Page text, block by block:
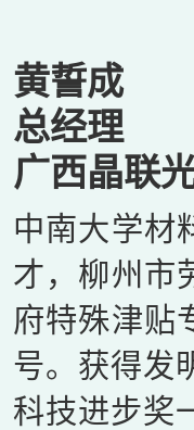
黄誓成
总经理
广西晶联
中南大学材
才，柳州市
府特殊津贴
号。获得发
科技进步奖